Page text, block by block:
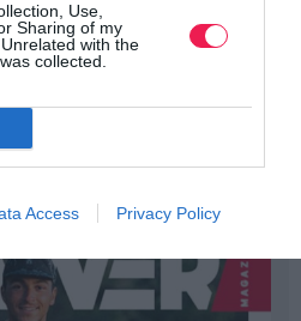
Use,
Sharing of my
with the
collected.
Access Privacy Policy